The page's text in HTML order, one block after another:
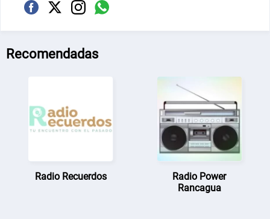
Recomendadas
Radio Recuerdos
Radio Power
Rancagua